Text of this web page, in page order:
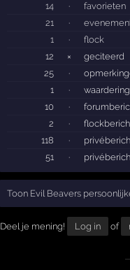
14
·
favorieten
21
·
1
·
flock
12
×
geciteerd
25
·
1
·
waardering
10
·
2 ·
118 ·
51
·
Toon Evil Beavers
Deel je mening! Log in of